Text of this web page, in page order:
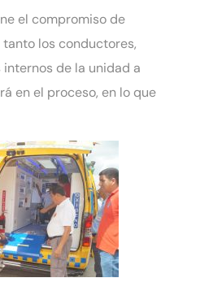
el compromiso de
los conductores,
de la unidad a
en el proceso, en lo que